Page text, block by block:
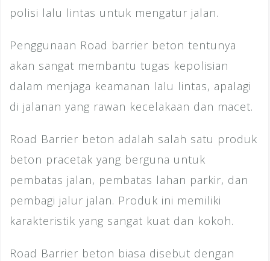
polisi lalu lintas untuk mengatur jalan.
Penggunaan Road barrier beton tentunya
akan sangat membantu tugas kepolisian
dalam menjaga keamanan lalu lintas, apalagi
di jalanan yang rawan kecelakaan dan macet.
Road Barrier beton adalah salah satu produk
beton pracetak yang berguna untuk
pembatas jalan, pembatas lahan parkir, dan
pembagi jalur jalan. Produk ini memiliki
karakteristik yang sangat kuat dan kokoh.
Road Barrier beton biasa disebut dengan